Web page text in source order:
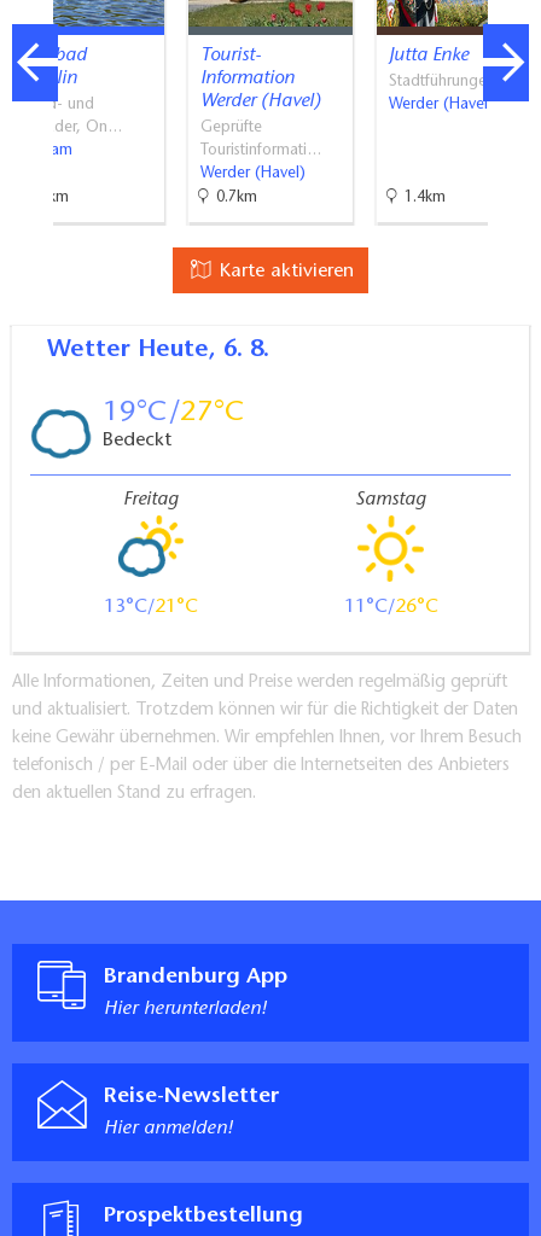
Waldbad
Templin
Strand- und
Freibäder, On…
Potsdam
9.7km
Tourist-
Information
Werder (Havel)
Geprüfte
Touristinformati…
Werder (Havel)
0.7km
Jutta Enke
Stadtführungen
Werder (Havel)
1.4km
Karte aktivieren
Wetter Heute, 6. 8.
19 27
Bedeckt
Freitag
13 21
Samstag
11 26
Alle Informationen, Zeiten und Preise werden regelmäßig geprüft
und aktualisiert. Trotzdem können wir für die Richtigkeit der Daten
keine Gewähr übernehmen. Wir empfehlen Ihnen, vor Ihrem Besuch
telefonisch / per E-Mail oder über die Internetseiten des Anbieters
den aktuellen Stand zu erfragen.
Brandenburg App
Hier herunterladen!
Reise-Newsletter
Hier anmelden!
Prospektbestellung